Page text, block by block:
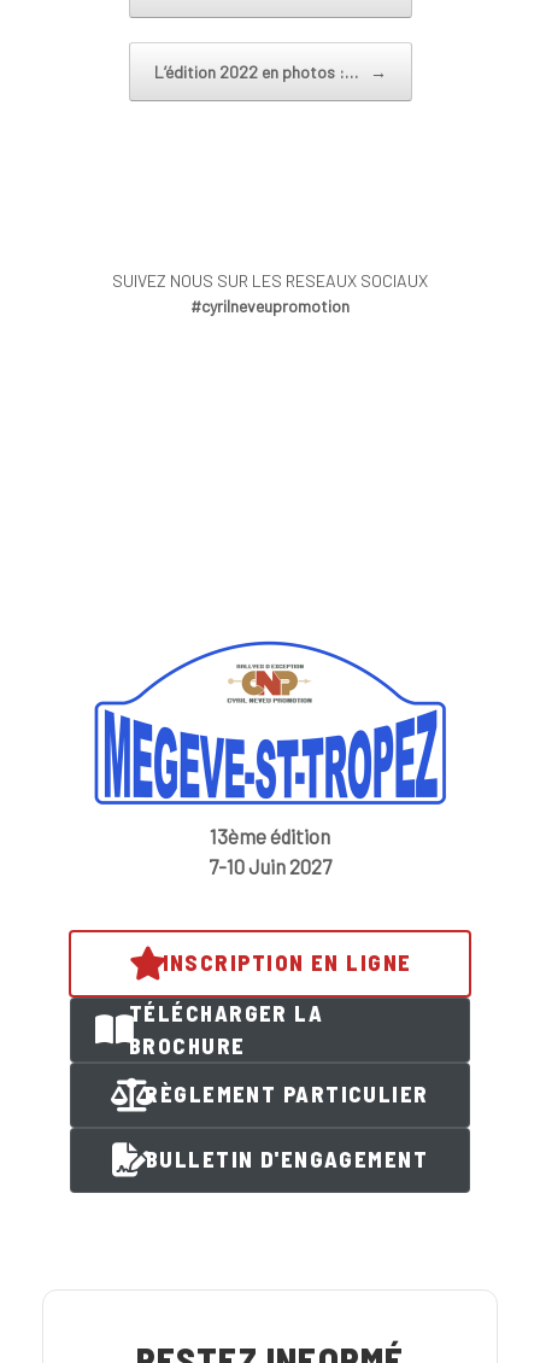
L’édition 2022 en photos :… →
SUIVEZ NOUS SUR LES RESEAUX SOCIAUX
#cyrilneveupromotion
13ème édition
7-10 Juin 2027
INSCRIPTION EN LIGNE
TÉLÉCHARGER LA
BROCHURE
RÈGLEMENT PARTICULIER
BULLETIN D'ENGAGEMENT